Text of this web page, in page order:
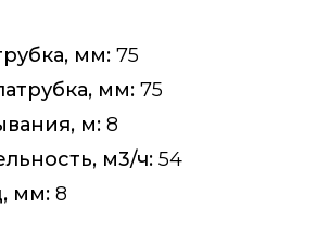
мм: 75
мм: 75
м: 8
м3/ч: 54
мм: 8